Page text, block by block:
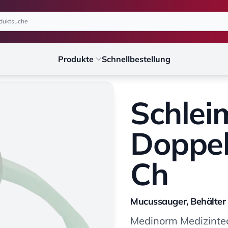
Produkte Schnellbestellung
Ch
Mucussauger,
Medinorm